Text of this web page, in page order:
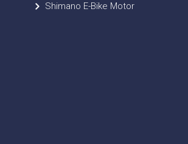
Shimano E-Bike Motor